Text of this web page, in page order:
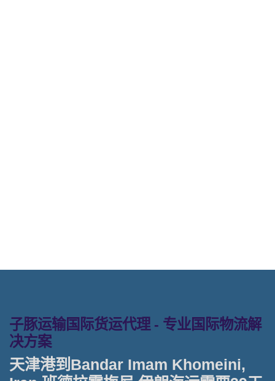
子豚运输国际货运代理 - 专业国际物流解
决方案
天津港到Bandar Imam Khomeini,